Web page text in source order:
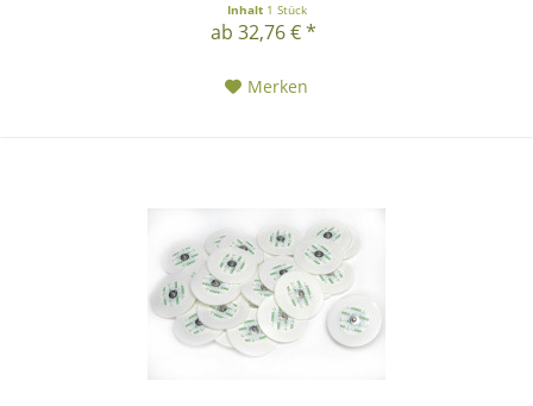
Inhalt 1 Stück
ab 32,76 € *
Merken